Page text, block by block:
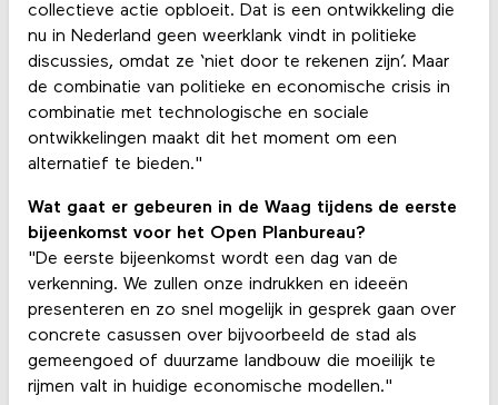
collectieve actie opbloeit. Dat is een ontwikkeling die
nu in Nederland geen weerklank vindt in politieke
discussies, omdat ze ‘niet door te rekenen zijn’. Maar
de combinatie van politieke en economische crisis in
combinatie met technologische en sociale
ontwikkelingen maakt dit het moment om een
alternatief te bieden."
Wat gaat er gebeuren in de Waag tijdens de eerste
bijeenkomst voor het Open Planbureau?
"De eerste bijeenkomst wordt een dag van de
verkenning. We zullen onze indrukken en ideeën
presenteren en zo snel mogelijk in gesprek gaan over
concrete casussen over bijvoorbeeld de stad als
gemeengoed of duurzame landbouw die moeilijk te
rijmen valt in huidige economische modellen."